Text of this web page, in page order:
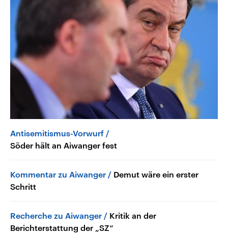
Antisemitismus-Vorwurf
Söder hält an Aiwanger fest
Kommentar zu Aiwanger
Demut wäre ein erster
Schritt
Recherche zu Aiwanger
Kritik an der
Berichterstattung der „SZ“